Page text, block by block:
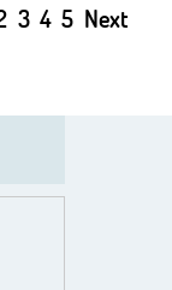
3 4 5 Next